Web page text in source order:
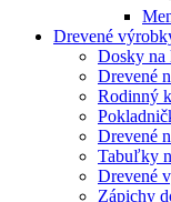
Drevené
Dosky na
Drevené
Rodinný
Drevené
Tabuľky
Drevené
Zápichy